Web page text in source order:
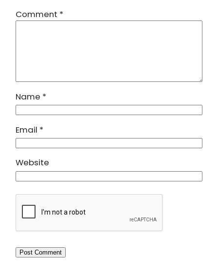
Comment *
Name *
Email *
Website